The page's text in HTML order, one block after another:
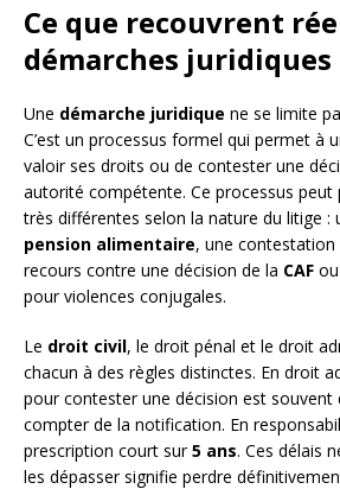
Ce que recouvrent
démarches juridiques
Une démarche juridique ne se limite
C’est un processus formel qui permet à
valoir ses droits ou de contester une
autorité compétente. Ce processus peut
très différentes selon la nature du litige :
pension alimentaire, une contestation
recours contre une décision de la CAF
pour violences conjugales.
Le droit civil, le droit pénal et le droit
chacun à des règles distinctes. En droit
pour contester une décision est souvent
compter de la notification. En
prescription court sur5 ans. Ces délais
les dépasser signifie perdre